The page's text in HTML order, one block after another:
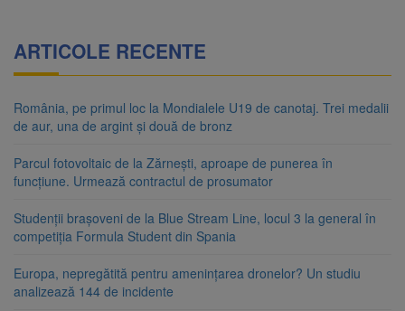
ARTICOLE RECENTE
România, pe primul loc la Mondialele U19 de canotaj. Trei medalii
de aur, una de argint și două de bronz
Parcul fotovoltaic de la Zărnești, aproape de punerea în
funcțiune. Urmează contractul de prosumator
Studenții brașoveni de la Blue Stream Line, locul 3 la general în
competiția Formula Student din Spania
Europa, nepregătită pentru amenințarea dronelor? Un studiu
analizează 144 de incidente